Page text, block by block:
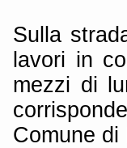
Sulla
lavori in
mezzi di
Comune